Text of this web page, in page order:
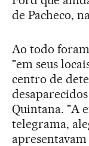
de Pacheco,
Ao todo
"em seus
centro de
Quintana. "A
telegrama,